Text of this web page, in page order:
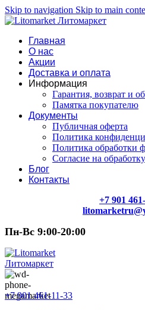
Skip to navigation Skip to main
Главная
О нас
Акции
Доставка и оплата
Информация
Гарантия, возврат и
Памятка покупателю
Документы
Публичная оферта
Политика
Политика обработки
Согласие на
Блог
Контакты
+7 901
Пн-Вс 9:00-20:00
+7 901 461-11-33